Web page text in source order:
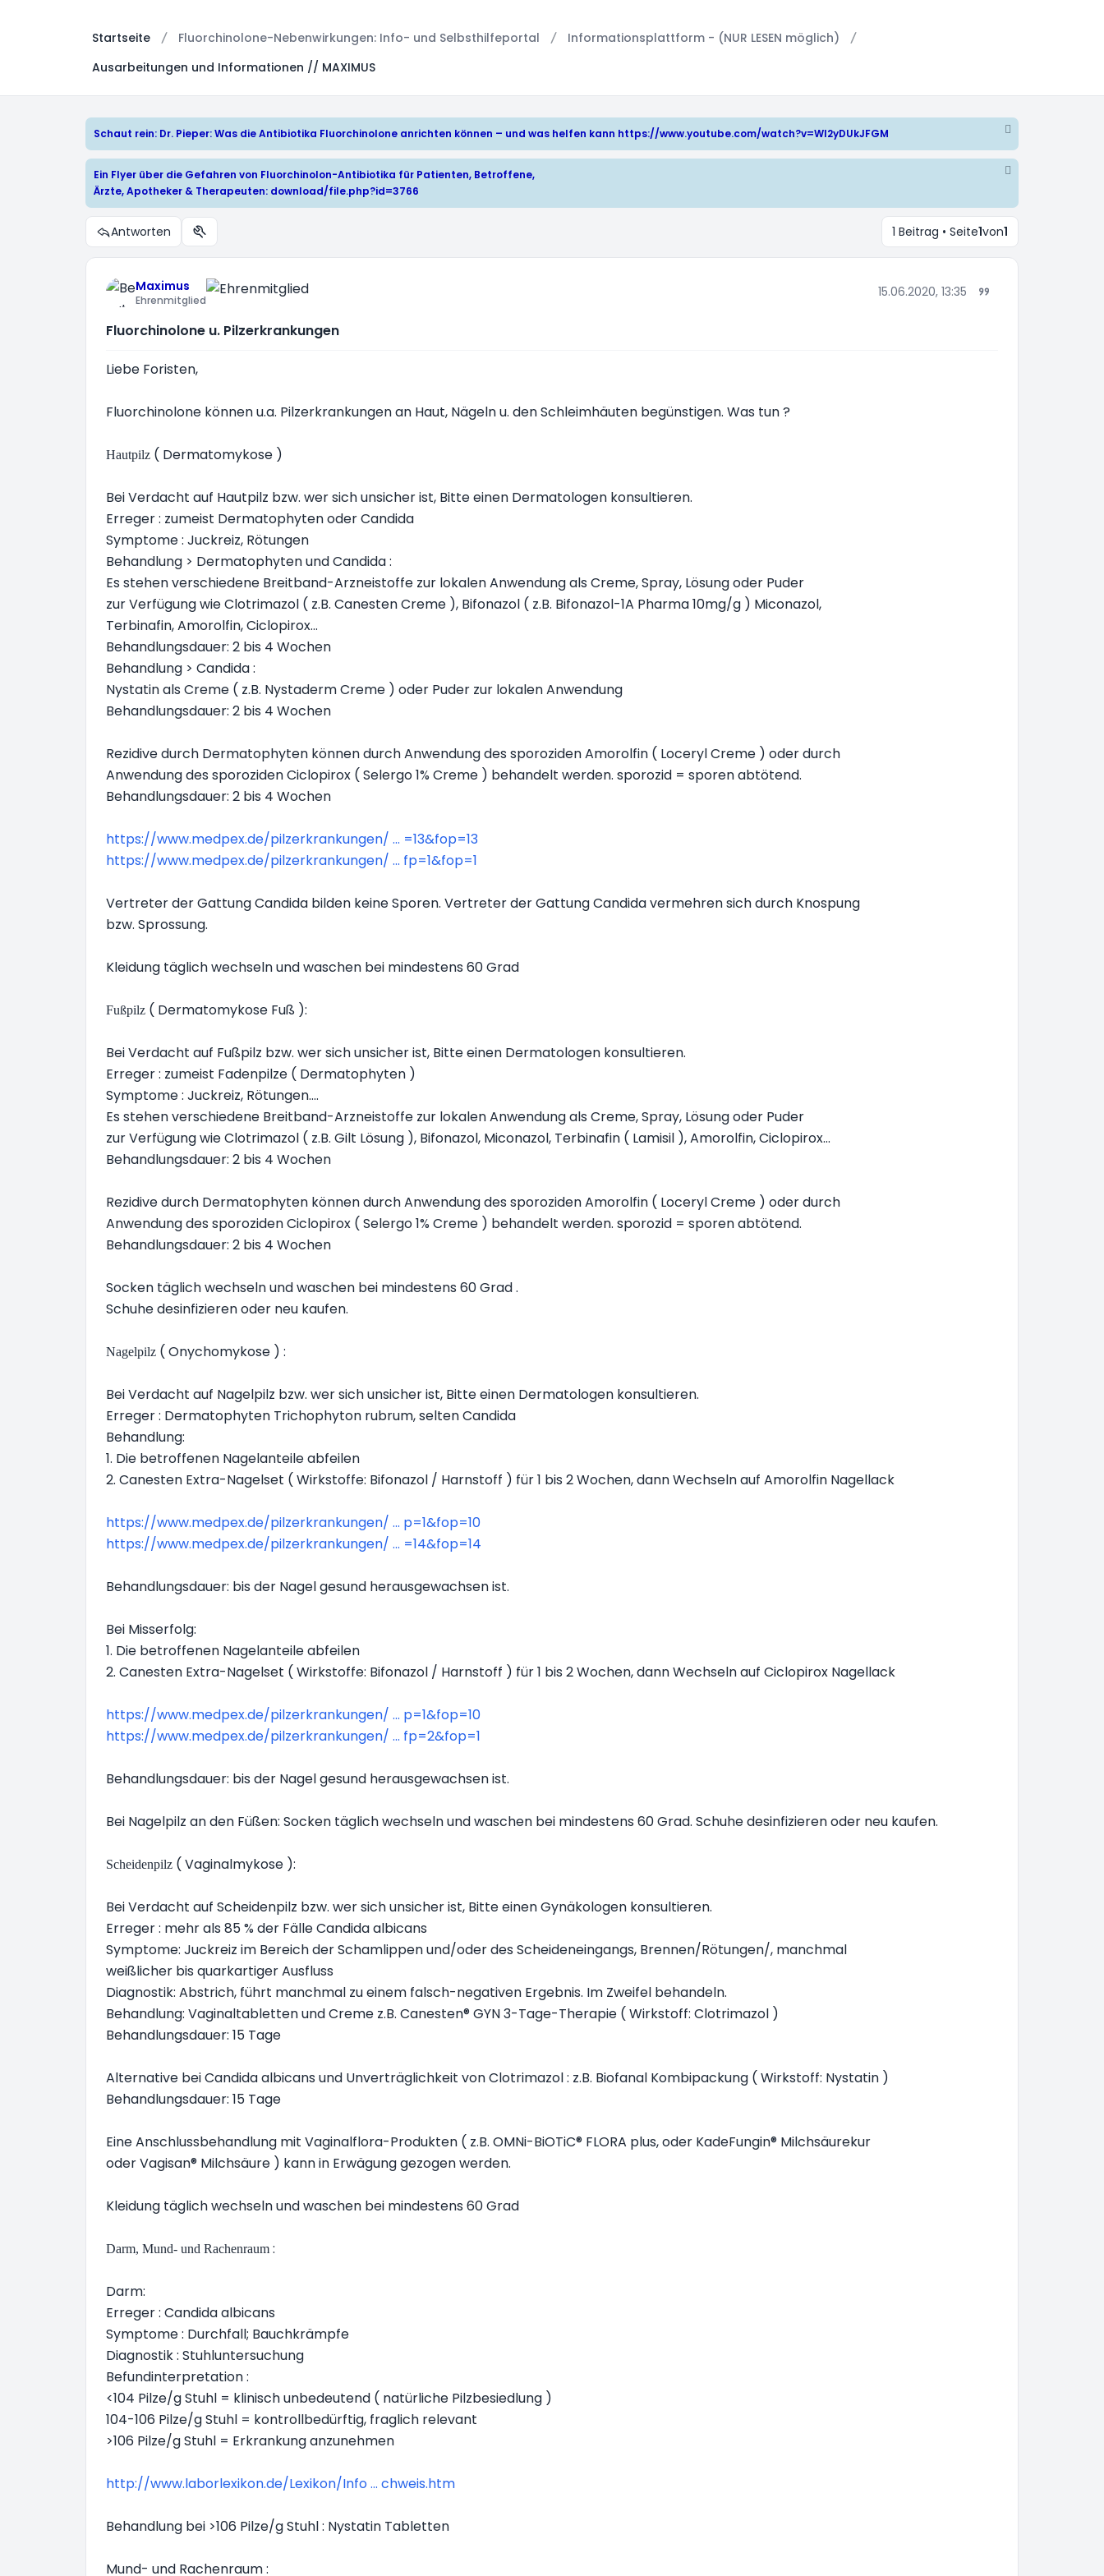
Startseite Fluorchinolone-Nebenwirkungen: Info- und Selbsthilfeportal
Informationsplattform - (NUR LESEN möglich)
Ausarbeitungen und Informationen // MAXIMUS
Schaut rein: Dr. Pieper: Was die Antibiotika Fluorchinolone anrichten können – und was helfen kann https://www.youtube.com/watch?v=WI2yDUkJFGM
Ein Flyer über die Gefahren von Fluorchinolon-Antibiotika für Patienten, Betroffene,
Ärzte, Apotheker & Therapeuten: download/file.php?id=3766
Antworten Themen-Optionen 1 Beitrag • Seite1von1
Maximus
Ehrenmitglied
15.06.2020, 13:35
Fluorchinolone u. Pilzerkrankungen
Liebe Foristen,
Fluorchinolone können u.a. Pilzerkrankungen an Haut, Nägeln u. den Schleimhäuten begünstigen. Was tun ?
Hautpilz ( Dermatomykose )
Bei Verdacht auf Hautpilz bzw. wer sich unsicher ist, Bitte einen Dermatologen konsultieren.
Erreger : zumeist Dermatophyten oder Candida
Symptome : Juckreiz, Rötungen
Behandlung > Dermatophyten und Candida :
Es stehen verschiedene Breitband-Arzneistoffe zur lokalen Anwendung als Creme, Spray, Lösung oder Puder
zur Verfügung wie Clotrimazol ( z.B. Canesten Creme ), Bifonazol ( z.B. Bifonazol-1A Pharma 10mg/g ) Miconazol,
Terbinafin, Amorolfin, Ciclopirox...
Behandlungsdauer: 2 bis 4 Wochen
Behandlung > Candida :
Nystatin als Creme ( z.B. Nystaderm Creme ) oder Puder zur lokalen Anwendung
Behandlungsdauer: 2 bis 4 Wochen
Rezidive durch Dermatophyten können durch Anwendung des sporoziden Amorolfin ( Loceryl Creme ) oder durch
Anwendung des sporoziden Ciclopirox ( Selergo 1% Creme ) behandelt werden. sporozid = sporen abtötend.
Behandlungsdauer: 2 bis 4 Wochen
https://www.medpex.de/pilzerkrankungen/ ... =13&fop=13
https://www.medpex.de/pilzerkrankungen/ ... fp=1&fop=1
Vertreter der Gattung Candida bilden keine Sporen. Vertreter der Gattung Candida vermehren sich durch Knospung
bzw. Sprossung.
Kleidung täglich wechseln und waschen bei mindestens 60 Grad
Fußpilz ( Dermatomykose Fuß ):
Bei Verdacht auf Fußpilz bzw. wer sich unsicher ist, Bitte einen Dermatologen konsultieren.
Erreger : zumeist Fadenpilze ( Dermatophyten )
Symptome : Juckreiz, Rötungen....
Es stehen verschiedene Breitband-Arzneistoffe zur lokalen Anwendung als Creme, Spray, Lösung oder Puder
zur Verfügung wie Clotrimazol ( z.B. Gilt Lösung ), Bifonazol, Miconazol, Terbinafin ( Lamisil ), Amorolfin, Ciclopirox...
Behandlungsdauer: 2 bis 4 Wochen
Rezidive durch Dermatophyten können durch Anwendung des sporoziden Amorolfin ( Loceryl Creme ) oder durch
Anwendung des sporoziden Ciclopirox ( Selergo 1% Creme ) behandelt werden. sporozid = sporen abtötend.
Behandlungsdauer: 2 bis 4 Wochen
Socken täglich wechseln und waschen bei mindestens 60 Grad .
Schuhe desinfizieren oder neu kaufen.
Nagelpilz ( Onychomykose ) :
Bei Verdacht auf Nagelpilz bzw. wer sich unsicher ist, Bitte einen Dermatologen konsultieren.
Erreger : Dermatophyten Trichophyton rubrum, selten Candida
Behandlung:
1. Die betroffenen Nagelanteile abfeilen
2. Canesten Extra-Nagelset ( Wirkstoffe: Bifonazol / Harnstoff ) für 1 bis 2 Wochen, dann Wechseln auf Amorolfin Nagellack
https://www.medpex.de/pilzerkrankungen/ ... p=1&fop=10
https://www.medpex.de/pilzerkrankungen/ ... =14&fop=14
Behandlungsdauer: bis der Nagel gesund herausgewachsen ist.
Bei Misserfolg:
1. Die betroffenen Nagelanteile abfeilen
2. Canesten Extra-Nagelset ( Wirkstoffe: Bifonazol / Harnstoff ) für 1 bis 2 Wochen, dann Wechseln auf Ciclopirox Nagellack
https://www.medpex.de/pilzerkrankungen/ ... p=1&fop=10
https://www.medpex.de/pilzerkrankungen/ ... fp=2&fop=1
Behandlungsdauer: bis der Nagel gesund herausgewachsen ist.
Bei Nagelpilz an den Füßen: Socken täglich wechseln und waschen bei mindestens 60 Grad. Schuhe desinfizieren oder neu kaufen.
Scheidenpilz ( Vaginalmykose ):
Bei Verdacht auf Scheidenpilz bzw. wer sich unsicher ist, Bitte einen Gynäkologen konsultieren.
Erreger : mehr als 85 % der Fälle Candida albicans
Symptome: Juckreiz im Bereich der Schamlippen und/oder des Scheideneingangs, Brennen/Rötungen/, manchmal
weißlicher bis quarkartiger Ausfluss
Diagnostik: Abstrich, führt manchmal zu einem falsch-negativen Ergebnis. Im Zweifel behandeln.
Behandlung: Vaginaltabletten und Creme z.B. Canesten® GYN 3-Tage-Therapie ( Wirkstoff: Clotrimazol )
Behandlungsdauer: 15 Tage
Alternative bei Candida albicans und Unverträglichkeit von Clotrimazol : z.B. Biofanal Kombipackung ( Wirkstoff: Nystatin )
Behandlungsdauer: 15 Tage
Eine Anschlussbehandlung mit Vaginalflora-Produkten ( z.B. OMNi-BiOTiC® FLORA plus, oder KadeFungin® Milchsäurekur
oder Vagisan® Milchsäure ) kann in Erwägung gezogen werden.
Kleidung täglich wechseln und waschen bei mindestens 60 Grad
Darm, Mund- und Rachenraum :
Darm:
Erreger : Candida albicans
Symptome : Durchfall; Bauchkrämpfe
Diagnostik : Stuhluntersuchung
Befundinterpretation :
<104 Pilze/g Stuhl = klinisch unbedeutend ( natürliche Pilzbesiedlung )
104-106 Pilze/g Stuhl = kontrollbedürftig, fraglich relevant
>106 Pilze/g Stuhl = Erkrankung anzunehmen
http://www.laborlexikon.de/Lexikon/Info ... chweis.htm
Behandlung bei >106 Pilze/g Stuhl : Nystatin Tabletten
Mund- und Rachenraum :